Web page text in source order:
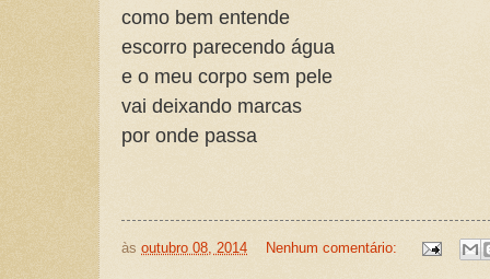
como bem entende
escorro parecendo água
e o meu corpo sem pele
vai deixando marcas
por onde passa
às outubro 08, 2014 Nenhum comentário: